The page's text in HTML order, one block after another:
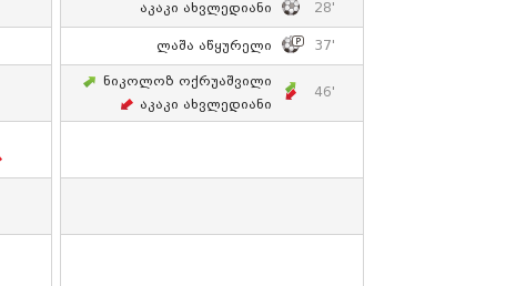
Აკაკი Ახვლედიანი 28'
Ლაშა Აწყურელი 37'
Ნიკოლოზ Ოქრუაშვილი
Აკაკი Ახვლედიანი
46'